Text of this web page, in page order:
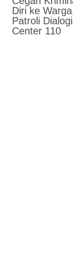
Diri ke
Patroli
Center 110